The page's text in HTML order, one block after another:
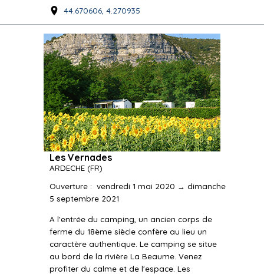
44.670606, 4.270935
Les Vernades
ARDECHE (FR)
Ouverture : vendredi 1 mai 2020 → dimanche
5 septembre 2021
A l'entrée du camping, un ancien corps de
ferme du 18ème siècle confère au lieu un
caractère authentique. Le camping se situe
au bord de la rivière La Beaume. Venez
profiter du calme et de l'espace. Les